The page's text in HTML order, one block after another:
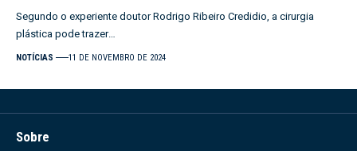
Segundo o experiente doutor Rodrigo Ribeiro Credidio, a cirurgia
plástica pode trazer…
NOTÍCIAS 11 DE NOVEMBRO DE 2024
Sobre